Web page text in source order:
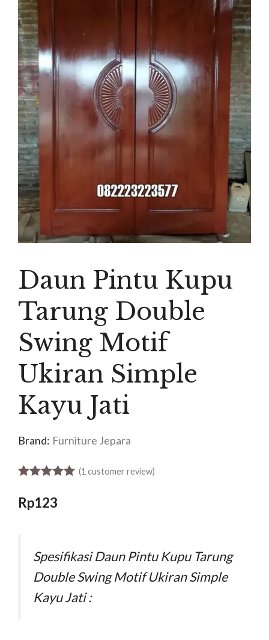
Daun Pintu Kupu
Tarung Double
Swing Motif
Ukiran Simple
Kayu Jati
Brand: Furniture Jepara
(1 customer review)
Rp123
Spesifikasi Daun Pintu Kupu Tarung
Double Swing Motif Ukiran Simple
Kayu Jati :